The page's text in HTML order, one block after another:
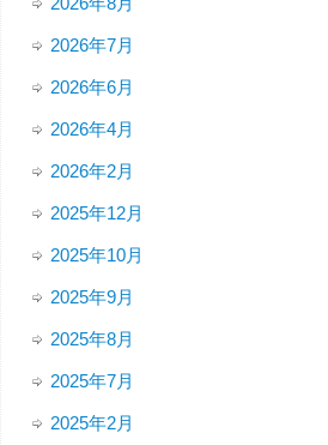
2026年7月
2026年6月
2026年4月
2026年2月
2025年12月
2025年10月
2025年9月
2025年8月
2025年7月
2025年2月